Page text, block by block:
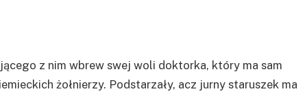
z nim wbrew swej woli doktorka, który ma sam
żołnierzy. Podstarzały, acz jurny staruszek ma